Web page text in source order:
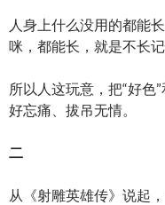
人身上什么没用的都能
咪，都能长，就是不长记
所以人这玩意，把“好色
好忘痛、拔吊无情。
二
从《射雕英雄传》说起